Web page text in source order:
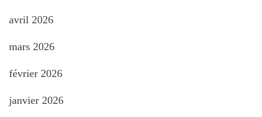
avril 2026
mars 2026
février 2026
janvier 2026